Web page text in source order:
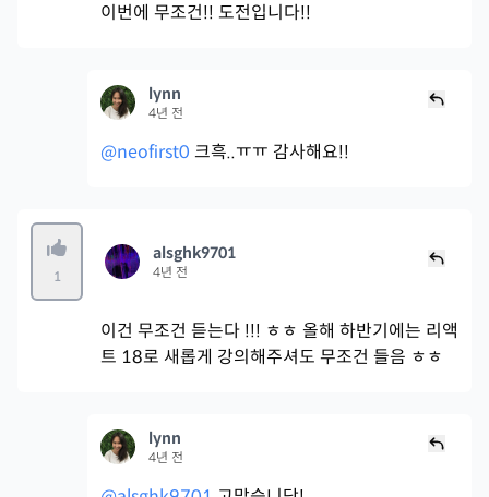
이번에 무조건!! 도전입니다!!
lynn
4년 전
@neofirst0 크흑..ㅠㅠ 감사해요!!
1
alsghk9701
4년 전
이건 무조건 듣는다 !!! ㅎㅎ 올해 하반기에는 리액
트 18로 새롭게 강의해주셔도 무조건 들음 ㅎㅎ
lynn
4년 전